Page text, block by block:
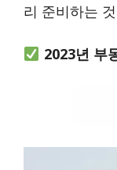
리 준비하는
2023년 부